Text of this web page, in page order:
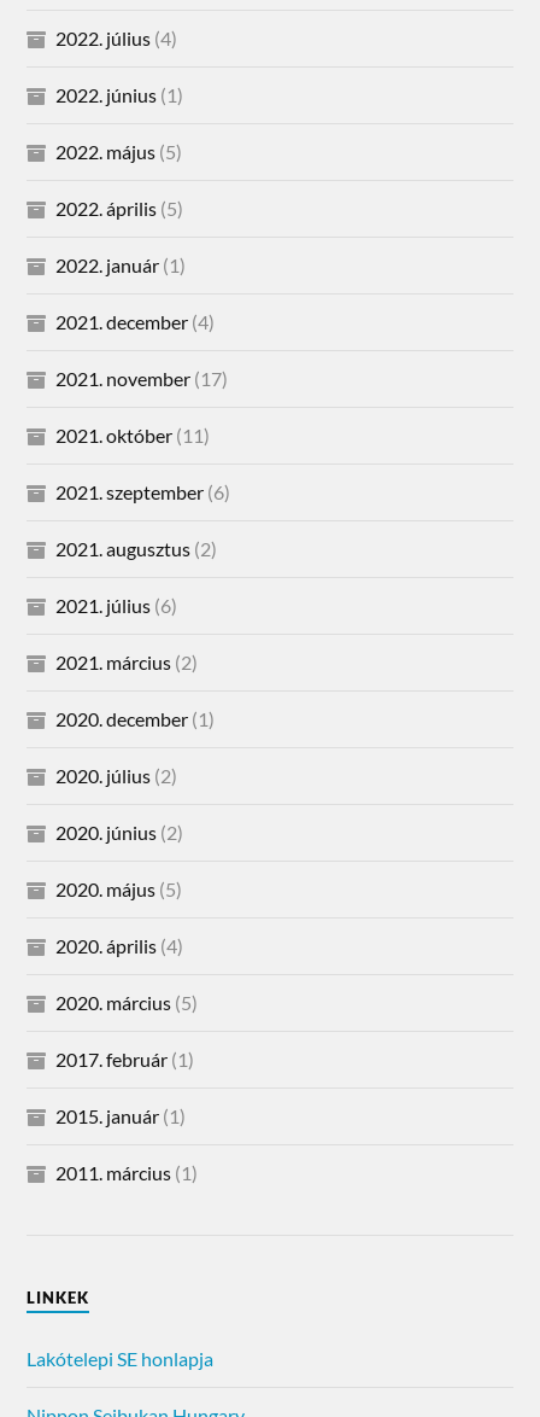
2022. július (4)
2022. június (1)
2022. május (5)
2022. április (5)
2022. január (1)
2021. december (4)
2021. november (17)
2021. október (11)
2021. szeptember (6)
2021. augusztus (2)
2021. július (6)
2021. március (2)
2020. december (1)
2020. július (2)
2020. június (2)
2020. május (5)
2020. április (4)
2020. március (5)
2017. február (1)
2015. január (1)
2011. március (1)
LINKEK
Lakótelepi SE honlapja